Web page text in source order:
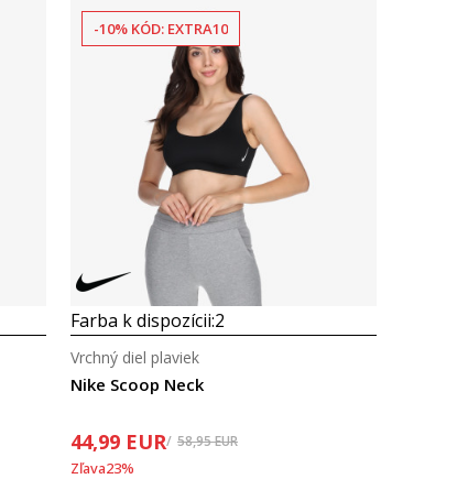
Porovnaj
-10% KÓD: EXTRA10
Farba k dispozícii:2
Nike Scoop Neck
Vrchný diel plaviek
44,99 EUR 58,95EUR
Zľava23%